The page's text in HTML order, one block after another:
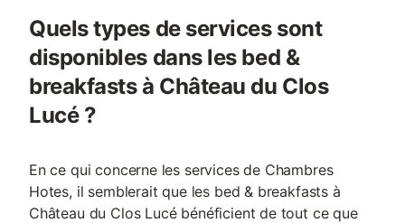
Quels types de services sont
disponibles dans les bed &
breakfasts à Château du Clos
Lucé ?
En ce qui concerne les services de Chambres
Hotes, il semblerait que les bed & breakfasts à
Château du Clos Lucé bénéficient de tout ce que